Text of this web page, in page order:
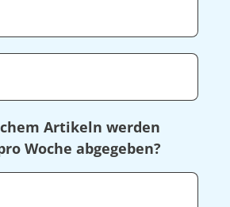
Artikeln werden
Woche abgegeben?